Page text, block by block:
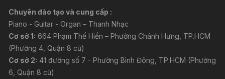
Chuyên đào tạo và cung cấp :
Piano - Guitar - Organ – Thanh Nhạc
Cơ sở 1: 664 Phạm Thế Hiển – Phường Chánh Hưng, TP.HCM
(Phường 4, Quận 8 cũ)
Cơ sở 2: 41 đường số 7 - Phường Bình Đông, TP.HCM (Phường
6, Quận 8 cũ)